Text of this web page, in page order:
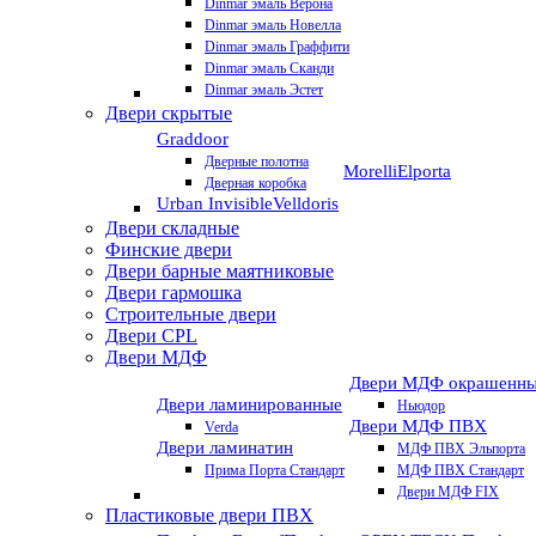
Dinmar эмаль Верона
Dinmar эмаль Новелла
Dinmar эмаль Граффити
Dinmar эмаль Сканди
Dinmar эмаль Эстет
Двери скрытые
Graddoor
Дверные полотна
Дверная коробка
Urban InvisibleVelldoris
MorelliElporta
Двери складные
Финские двери
Двери барные маятниковые
Двери гармошка
Строительные двери
Двери CРL
Двери МДФ
Двери ламинированные
Verda
Двери ламинатин
Прима Порта Стандарт
Двери МДФ
Ньюдор
Двери МДФ ПВХ
МДФ ПВХ Эльпорта
МДФ ПВХ Стандарт
Двери МДФ FIX
Пластиковые двери ПВХ